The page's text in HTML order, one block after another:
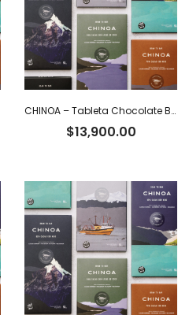
CHINOA – Tableta Chocolate Blanco 36% Cacao Ecuatoriano x 50 g
$13,900.00